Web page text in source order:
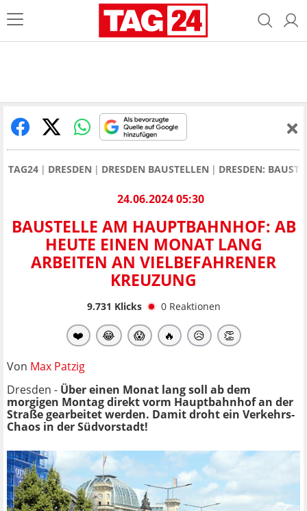
TAG24 DRESDEN DRESDEN BAUSTELLEN DRESDEN:
24.06.2024 05:30
BAUSTELLE AM HAUPTBAHNHOF: AB
HEUTE EINEN MONAT LANG
ARBEITEN AN VIELBEFAHRENER
KREUZUNG
9.731 Klicks 0 Reaktionen
❤️ 😂 😱 🔥 😥 👏
Von Max Patzig
Dresden - Über einen Monat lang soll ab dem
morgigen Montag direkt vorm Hauptbahnhof an der
Straße gearbeitet werden. Damit droht ein Verkehrs-
Chaos in der Südvorstadt!